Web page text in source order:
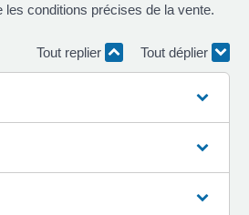
les conditions précises de la vente.
Tout replier Tout déplier